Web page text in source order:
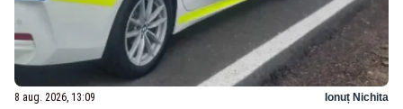
8 aug. 2026, 13:09 Ionuț Nichita